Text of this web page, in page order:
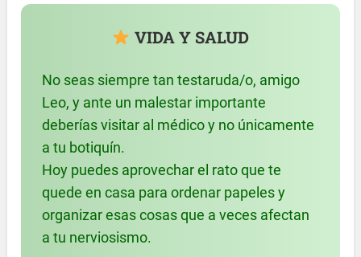
VIDA Y SALUD
No seas siempre tan testaruda/o, amigo
Leo, y ante un malestar importante
deberías visitar al médico y no únicamente
a tu botiquín.
Hoy puedes aprovechar el rato que te
quede en casa para ordenar papeles y
organizar esas cosas que a veces afectan
a tu nerviosismo.